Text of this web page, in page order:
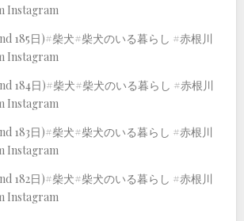
Instagram
185日)#柴犬#柴犬のいる暮らし #赤根川
Instagram
184日)#柴犬#柴犬のいる暮らし #赤根川
Instagram
183日)#柴犬#柴犬のいる暮らし #赤根川
Instagram
182日)#柴犬#柴犬のいる暮らし #赤根川
Instagram